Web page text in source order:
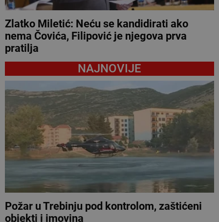
Zlatko Miletić: Neću se kandidirati ako
nema Čovića, Filipović je njegova prva
pratilja
NAJNOVIJE
Požar u Trebinju pod kontrolom, zaštićeni
objekti i imovina